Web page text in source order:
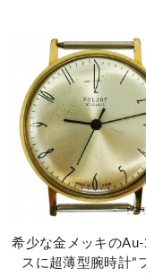
希少な金メッキの
スに超薄型腕時計"